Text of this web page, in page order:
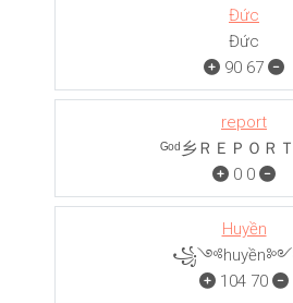
Đức
Đức
90 67
report
ᴳᵒᵈ乡ＲＥＰＯＲ
0 0
Huyền
104 70